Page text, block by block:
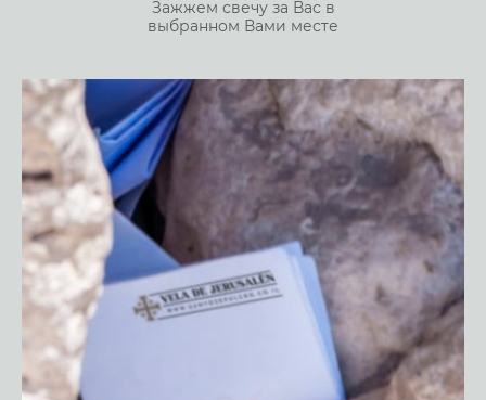
Зажжем свечу за Вас в
выбранном Вами месте